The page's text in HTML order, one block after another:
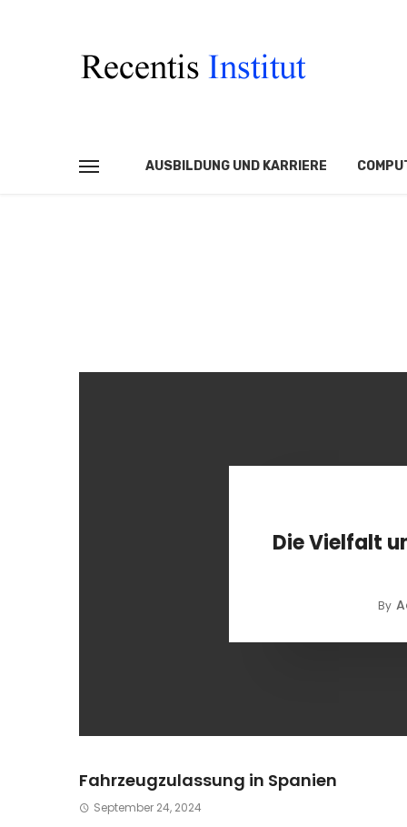
AUSBILDUNG UND KARRIERE
Die Vielfalt und
Europa
Die Vielfalt
By
Fahrzeugzulassung in Spanien
September 24, 2024